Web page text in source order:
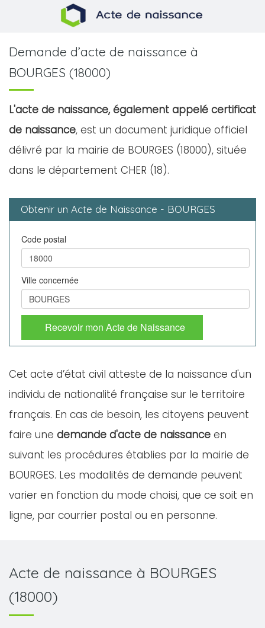
Demande d’acte de naissance à
BOURGES (18000)
L'acte de naissance, également appelé certificat
de naissance, est un document juridique officiel
délivré par la mairie de BOURGES (18000), située
dans le département CHER (18).
Obtenir un Acte de Naissance - BOURGES
Code postal
Ville concernée
Recevoir mon Acte de Naissance
Cet acte d’état civil atteste de la naissance d'un
individu de nationalité française sur le territoire
français. En cas de besoin, les citoyens peuvent
faire une demande d'acte de naissance en
suivant les procédures établies par la mairie de
BOURGES. Les modalités de demande peuvent
varier en fonction du mode choisi, que ce soit en
ligne, par courrier postal ou en personne.
Acte de naissance à BOURGES
(18000)